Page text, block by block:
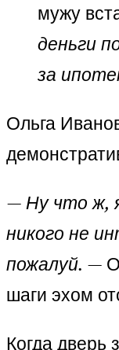
мужу
деньги
за
Ольга
— Ну что ж,
никого не
пожалуй. —
шаги эхом
Когда дверь